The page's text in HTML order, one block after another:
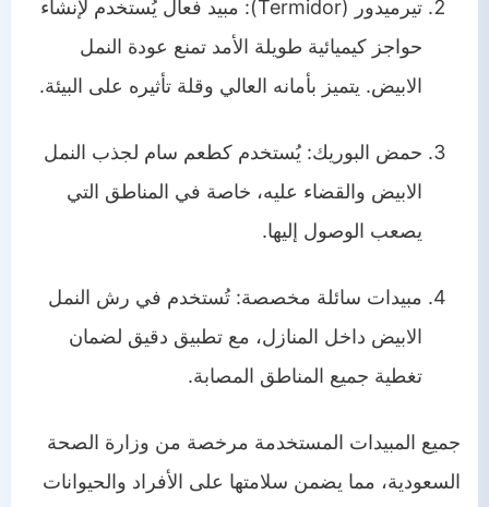
تيرميدور (Termidor): مبيد فعال يُستخدم لإنشاء
حواجز كيميائية طويلة الأمد تمنع عودة النمل
الابيض. يتميز بأمانه العالي وقلة تأثيره على البيئة.
حمض البوريك: يُستخدم كطعم سام لجذب النمل
الابيض والقضاء عليه، خاصة في المناطق التي
يصعب الوصول إليها.
مبيدات سائلة مخصصة: تُستخدم في رش النمل
الابيض داخل المنازل، مع تطبيق دقيق لضمان
تغطية جميع المناطق المصابة.
جميع المبيدات المستخدمة مرخصة من وزارة الصحة
السعودية، مما يضمن سلامتها على الأفراد والحيوانات